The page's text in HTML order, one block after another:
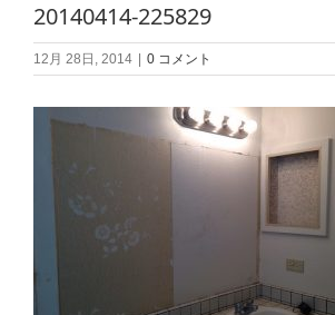
20140414-225829
12月 28日, 2014 0 コメント